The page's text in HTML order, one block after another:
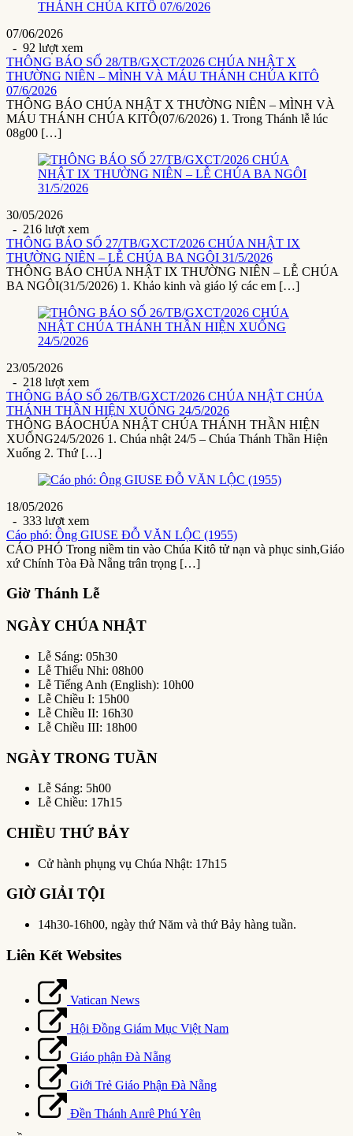
07/06/2026
- 92 lượt xem
THÔNG BÁO SỐ 28/TB/GXCT/2026 CHÚA NHẬT X
THƯỜNG NIÊN – MÌNH VÀ MÁU THÁNH CHÚA KITÔ
07/6/2026
THÔNG BÁO CHÚA NHẬT X THƯỜNG NIÊN – MÌNH VÀ
MÁU THÁNH CHÚA KITÔ(07/6/2026) 1. Trong Thánh lễ lúc
08g00 […]
30/05/2026
- 216 lượt xem
THÔNG BÁO SỐ 27/TB/GXCT/2026 CHÚA NHẬT IX
THƯỜNG NIÊN – LỄ CHÚA BA NGÔI 31/5/2026
THÔNG BÁO CHÚA NHẬT IX THƯỜNG NIÊN – LỄ CHÚA
BA NGÔI(31/5/2026) 1. Khảo kinh và giáo lý các em […]
23/05/2026
- 218 lượt xem
THÔNG BÁO SỐ 26/TB/GXCT/2026 CHÚA NHẬT CHÚA
THÁNH THẦN HIỆN XUỐNG 24/5/2026
THÔNG BÁOCHÚA NHẬT CHÚA THÁNH THẦN HIỆN
XUỐNG24/5/2026 1. Chúa nhật 24/5 – Chúa Thánh Thần Hiện
Xuống 2. Thứ […]
18/05/2026
- 333 lượt xem
Cáo phó: Ông GIUSE ĐỖ VĂN LỘC (1955)
CÁO PHÓ Trong niềm tin vào Chúa Kitô tử nạn và phục sinh,Giáo
xứ Chính Tòa Đà Nẵng trân trọng […]
Giờ Thánh Lễ
NGÀY CHÚA NHẬT
Lễ Sáng: 05h30
Lễ Thiếu Nhi: 08h00
Lễ Tiếng Anh (English): 10h00
Lễ Chiều I: 15h00
Lễ Chiều II: 16h30
Lễ Chiều III: 18h00
NGÀY TRONG TUẦN
Lễ Sáng: 5h00
Lễ Chiều: 17h15
CHIỀU THỨ BẢY
Cử hành phụng vụ Chúa Nhật: 17h15
GIỜ GIẢI TỘI
14h30-16h00, ngày thứ Năm và thứ Bảy hàng tuần.
Liên Kết Websites
Vatican News
Hội Đồng Giám Mục Việt Nam
Giáo phận Đà Nẵng
Giới Trẻ Giáo Phận Đà Nẵng
Đền Thánh Anrê Phú Yên